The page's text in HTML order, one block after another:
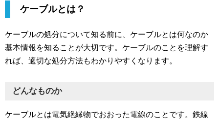
ケーブルとは？
ケーブルの処分について知る前に、ケーブルとは何なのか
基本情報を知ることが大切です。ケーブルのことを理解す
れば、適切な処分方法もわかりやすくなります。
どんなものか
ケーブルとは電気絶縁物でおおった電線のことです。鉄線